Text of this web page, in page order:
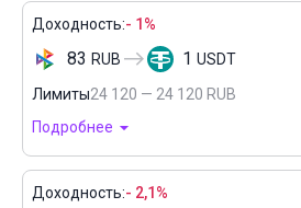
Доходность:- 1%
83 RUB 1 USDT
Лимиты24 120 — 24 120 RUB
Подробнее
Доходность:- 2,1%